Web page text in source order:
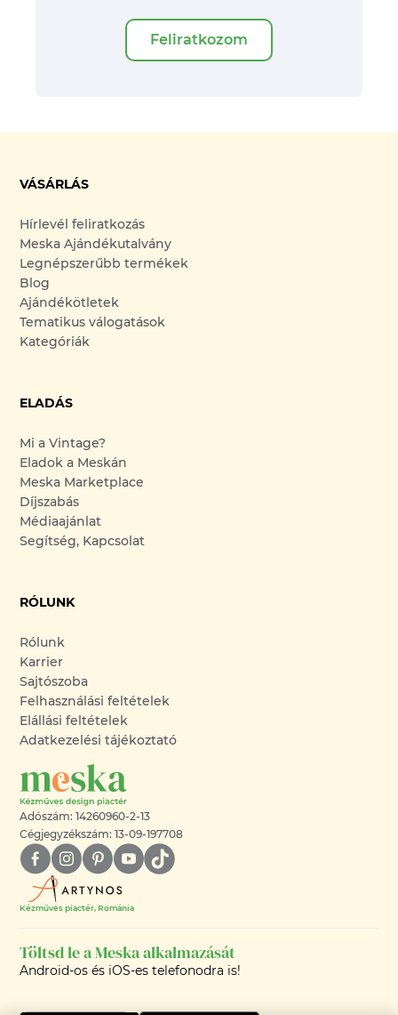
Feliratkozom
VÁSÁRLÁS
Hírlevél feliratkozás
Meska Ajándékutalvány
Legnépszerűbb termékek
Blog
Ajándékötletek
Tematikus válogatások
Kategóriák
ELADÁS
Mi a Vintage?
Eladok a Meskán
Meska Marketplace
Díjszabás
Médiaajánlat
Segítség, Kapcsolat
RÓLUNK
Rólunk
Karrier
Sajtószoba
Felhasználási feltételek
Elállási feltételek
Adatkezelési tájékoztató
Adószám: 14260960-2-13
Cégjegyzékszám: 13-09-197708
Kézműves piactér, Románia
Töltsd le a Meska alkalmazását
Android-os és iOS-es telefonodra is!